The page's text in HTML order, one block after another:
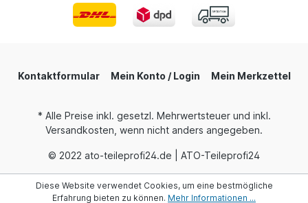
Kontaktformular Mein Konto / Login Mein Merkzettel
* Alle Preise inkl. gesetzl. Mehrwertsteuer und inkl.
Versandkosten, wenn nicht anders angegeben.
© 2022 ato-teileprofi24.de | ATO-Teileprofi24
Diese Website verwendet Cookies, um eine bestmögliche
Erfahrung bieten zu können. Mehr Informationen ...